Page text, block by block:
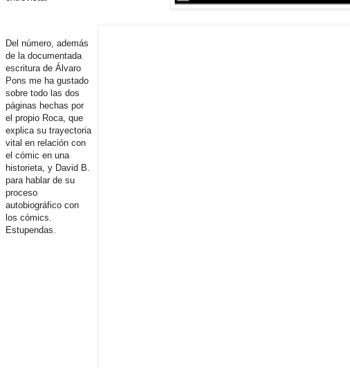
Del número, además
de la documentada
escritura de Álvaro
Pons me ha gustado
sobre todo las dos
páginas hechas por
el propio Roca, que
explica su trayectoria
vital en relación con
el cómic en una
historieta, y David B.
para hablar de su
proceso
autobiográfico con
los cómics.
Estupendas.